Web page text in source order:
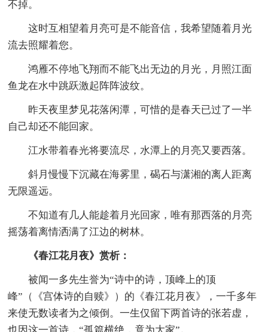
不掉。
这时互相望着月亮可是不能音信，我希望随着月光
流去照耀着您。
鸿雁不停地飞翔而不能飞出无边的月光，月照江面
鱼龙在水中跳跃激起阵阵波纹。
昨天夜里梦见花落闲潭，可惜的是春天已过了一半
自己却还不能回家。
江水带着春光将要流尽，水潭上的月亮又要西落。
斜月慢慢下沉藏在海雾里，碣石与潇湘的离人距离
无限遥远。
不知道有几人能趁着月光回家，唯有那西落的月亮
摇荡着离情洒满了江边的树林。
《春江花月夜》赏析：
被闻一多先生誉为“诗中的诗，顶峰上的顶
峰”（《宫体诗的自赎》）的《春江花月夜》，一千多年
来使无数读者为之倾倒。一生仅留下两首诗的张若虚，